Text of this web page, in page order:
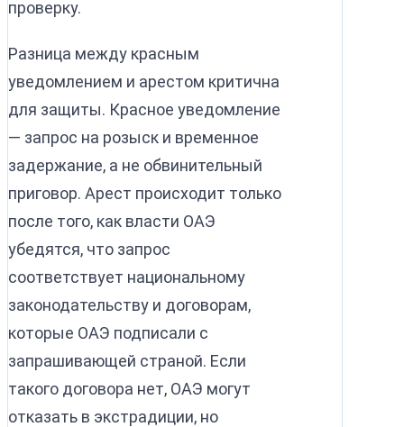
проверку.
Разница между красным
уведомлением и арестом критична
для защиты. Красное уведомление
— запрос на розыск и временное
задержание, а не обвинительный
приговор. Арест происходит только
после того, как власти ОАЭ
убедятся, что запрос
соответствует национальному
законодательству и договорам,
которые ОАЭ подписали с
запрашивающей страной. Если
такого договора нет, ОАЭ могут
отказать в экстрадиции, но